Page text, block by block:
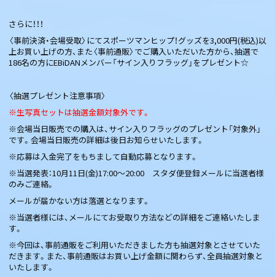
さらに！！！
〈事前決済・会場受取〉にてスポーツマンヒップ！グッズを3,000円(税込)以
上お買い上げの方、また〈事前通販〉でご購入いただいた方から、抽選で
186名の方にEBiDANメンバー「サイン入りフラッグ」をプレゼント☆
〈抽選プレゼント注意事項〉
※生写真セットは抽選金額対象外です。
※会場当日販売での購入は、サイン入りフラッグのプレゼント「対象外」
です。会場当日販売の詳細は後日お知らせいたします。
※応募は入金完了をもちまして自動応募となります。
※当選発表：10月11日(金)17:00～20:00 スタダ便登録メールに当選者様
のみご連絡。
メールが届かない方は落選となります。
※当選者様には、メールにてお受取り方法などの詳細をご連絡いたしま
す。
※今回は、事前通販をご利用いただきました方も抽選対象とさせていた
だきます。また、事前通販はお買い上げ金額に関わらず、全員抽選対象と
いたします。